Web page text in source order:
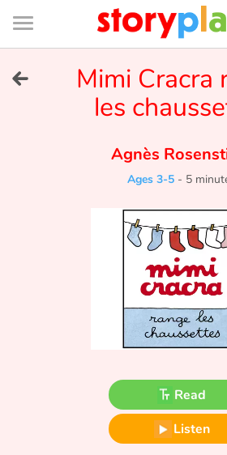
Connexion
Bibliothèque
de
page
Tales and classics in french
Princesses and princes, kings,
Mimi Cracra
les
Agnès
Ages 3-5 - 5
Read
Listen